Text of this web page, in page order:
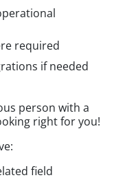
required
if needed
person with a
right for you!
field